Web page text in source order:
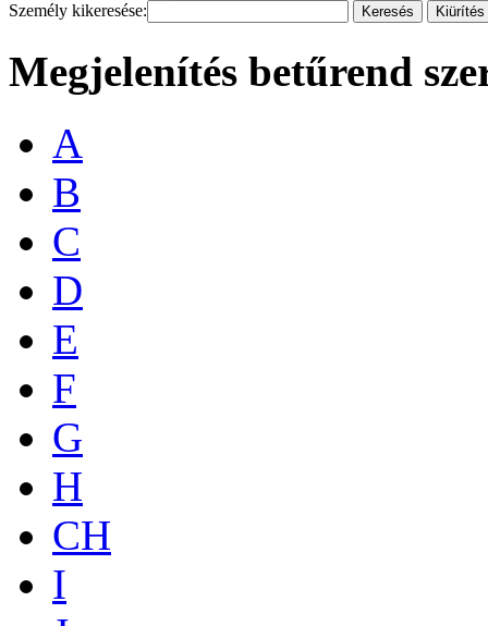
Személy kikeresése:
Megjelenítés betűrend
A
B
C
D
E
F
G
H
CH
I